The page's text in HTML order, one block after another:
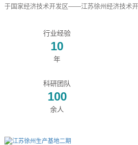
于国家经济技术开发区——江苏徐州经济技术
行业经验
10
年
科研团队
100
余人